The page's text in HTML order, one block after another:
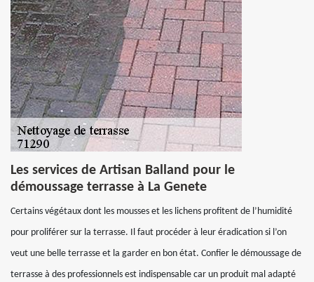
Les services de Artisan Balland pour le
démoussage terrasse à La Genete
Certains végétaux dont les mousses et les lichens profitent de l’humidité
pour proliférer sur la terrasse. Il faut procéder à leur éradication si l’on
veut une belle terrasse et la garder en bon état. Confier le démoussage de
terrasse à des professionnels est indispensable car un produit mal adapté